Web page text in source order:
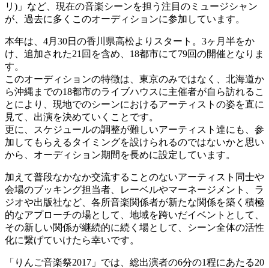
リ)」など、現在の音楽シーンを担う注目のミュージシャン
が、過去に多くこのオーディションに参加しています。
本年は、4月30日の香川県高松よりスタート。3ヶ月半をか
け、追加された21回を含め、18都市にて79回の開催となりま
す。
このオーディションの特徴は、東京のみではなく、北海道か
ら沖縄までの18都市のライブハウスに主催者が自ら訪れるこ
とにより、現地でのシーンにおけるアーティストの姿を直に
見て、出演を決めていくことです。
更に、スケジュールの調整が難しいアーティスト達にも、参
加してもらえるタイミングを設けられるのではないかと思い
から、オーディション期間を長めに設定しています。
加えて普段なかなか交流することのないアーティスト同士や
会場のブッキング担当者、レーベルやマーネージメント、ラ
ジオや出版社など、各所音楽関係者が新たな関係を築く積極
的なアプローチの場として、地域を跨いだイベントとして、
その新しい関係が継続的に続く場として、シーン全体の活性
化に繋げていけたら幸いです。
「りんご音楽祭2017」では、総出演者の6分の1程にあたる20